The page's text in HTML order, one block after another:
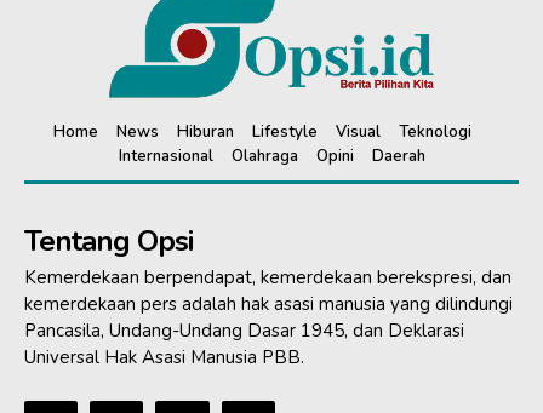
Home News Hiburan Lifestyle Visual
Teknologi
Internasional
Olahraga Opini Daerah
Tentang Opsi
Kemerdekaan berpendapat, kemerdekaan berekspresi, dan
kemerdekaan pers adalah hak asasi manusia yang dilindungi
Pancasila, Undang-Undang Dasar 1945, dan Deklarasi
Universal Hak Asasi Manusia PBB.